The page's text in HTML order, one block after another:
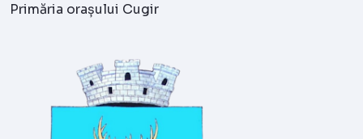
Primăria orașului Cugir